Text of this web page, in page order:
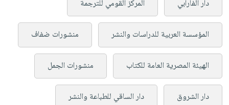
دار الفارابي المركز القومي للترجمة
المؤسسة العربية للدراسات والنشر منشورات ضفاف
الهيئة المصرية العامة للكتاب منشورات الجمل
دار الشروق دار الساقي للطباعة والنشر